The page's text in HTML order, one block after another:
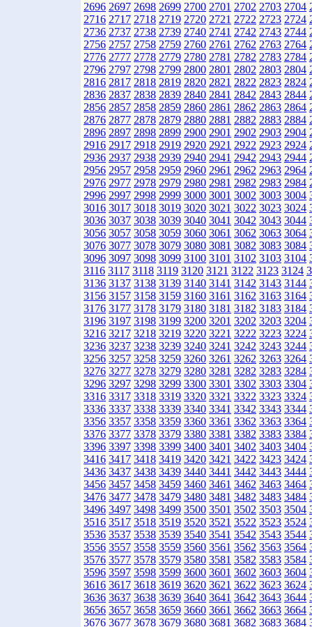
2696 2697 2698 2699 2700 2701 2702 2703 2704
2716 2717 2718 2719 2720 2721 2722 2723 2724
2736 2737 2738 2739 2740 2741 2742 2743 2744
2756 2757 2758 2759 2760 2761 2762 2763 2764
2776 2777 2778 2779 2780 2781 2782 2783 2784
2796 2797 2798 2799 2800 2801 2802 2803 2804
2816 2817 2818 2819 2820 2821 2822 2823 2824
2836 2837 2838 2839 2840 2841 2842 2843 2844
2856 2857 2858 2859 2860 2861 2862 2863 2864
2876 2877 2878 2879 2880 2881 2882 2883 2884
2896 2897 2898 2899 2900 2901 2902 2903 2904
2916 2917 2918 2919 2920 2921 2922 2923 2924
2936 2937 2938 2939 2940 2941 2942 2943 2944
2956 2957 2958 2959 2960 2961 2962 2963 2964
2976 2977 2978 2979 2980 2981 2982 2983 2984
2996 2997 2998 2999 3000 3001 3002 3003 3004
3016 3017 3018 3019 3020 3021 3022 3023 3024
3036 3037 3038 3039 3040 3041 3042 3043 3044
3056 3057 3058 3059 3060 3061 3062 3063 3064
3076 3077 3078 3079 3080 3081 3082 3083 3084
3096 3097 3098 3099 3100 3101 3102 3103 3104
3116 3117 3118 3119 3120 3121 3122 3123 3124
3136 3137 3138 3139 3140 3141 3142 3143 3144
3156 3157 3158 3159 3160 3161 3162 3163 3164
3176 3177 3178 3179 3180 3181 3182 3183 3184
3196 3197 3198 3199 3200 3201 3202 3203 3204
3216 3217 3218 3219 3220 3221 3222 3223 3224
3236 3237 3238 3239 3240 3241 3242 3243 3244
3256 3257 3258 3259 3260 3261 3262 3263 3264
3276 3277 3278 3279 3280 3281 3282 3283 3284
3296 3297 3298 3299 3300 3301 3302 3303 3304
3316 3317 3318 3319 3320 3321 3322 3323 3324
3336 3337 3338 3339 3340 3341 3342 3343 3344
3356 3357 3358 3359 3360 3361 3362 3363 3364
3376 3377 3378 3379 3380 3381 3382 3383 3384
3396 3397 3398 3399 3400 3401 3402 3403 3404
3416 3417 3418 3419 3420 3421 3422 3423 3424
3436 3437 3438 3439 3440 3441 3442 3443 3444
3456 3457 3458 3459 3460 3461 3462 3463 3464
3476 3477 3478 3479 3480 3481 3482 3483 3484
3496 3497 3498 3499 3500 3501 3502 3503 3504
3516 3517 3518 3519 3520 3521 3522 3523 3524
3536 3537 3538 3539 3540 3541 3542 3543 3544
3556 3557 3558 3559 3560 3561 3562 3563 3564
3576 3577 3578 3579 3580 3581 3582 3583 3584
3596 3597 3598 3599 3600 3601 3602 3603 3604
3616 3617 3618 3619 3620 3621 3622 3623 3624
3636 3637 3638 3639 3640 3641 3642 3643 3644
3656 3657 3658 3659 3660 3661 3662 3663 3664
3676 3677 3678 3679 3680 3681 3682 3683 3684